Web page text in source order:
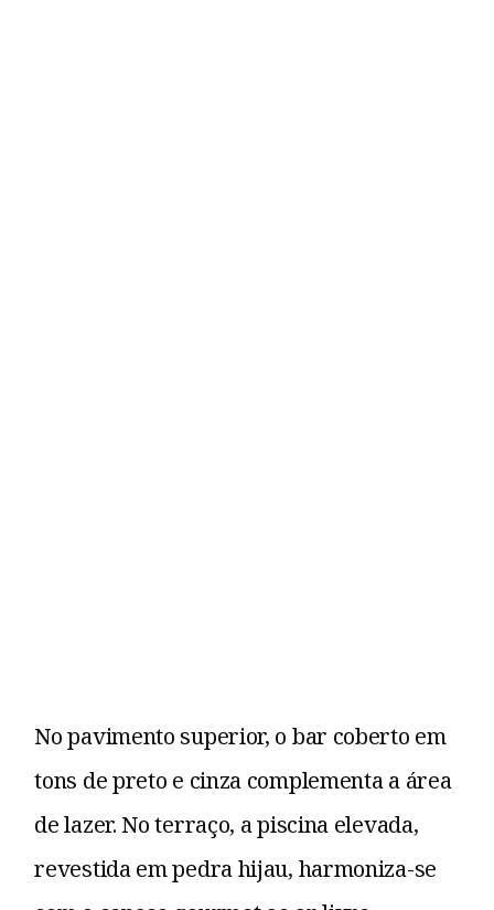
No pavimento superior, o bar coberto em
tons de preto e cinza complementa a área
de lazer. No terraço, a piscina elevada,
revestida em pedra hijau, harmoniza-se